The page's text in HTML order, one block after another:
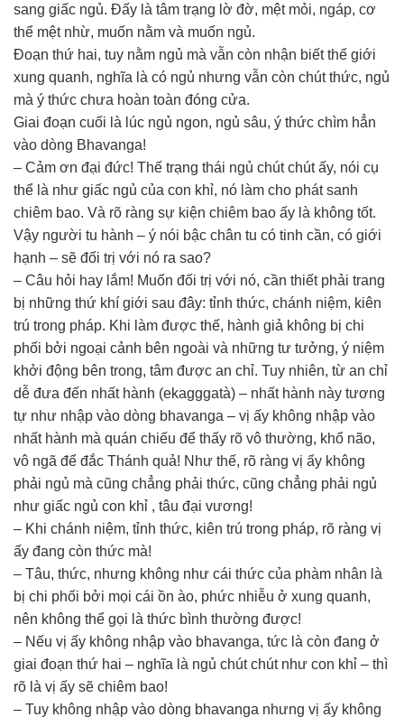
sang giấc ngủ. Đấy là tâm trạng lờ đờ, mệt mỏi, ngáp, cơ
thể mệt nhừ, muốn nằm và muốn ngủ.
Đoạn thứ hai, tuy nằm ngủ mà vẫn còn nhận biết thế giới
xung quanh, nghĩa là có ngủ nhưng vẫn còn chút thức, ngủ
mà ý thức chưa hoàn toàn đóng cửa.
Giai đoạn cuối là lúc ngủ ngon, ngủ sâu, ý thức chìm hẳn
vào dòng Bhavanga!
– Cảm ơn đại đức! Thế trạng thái ngủ chút chút ấy, nói cụ
thể là như giấc ngủ của con khỉ, nó làm cho phát sanh
chiêm bao. Và rõ ràng sự kiện chiêm bao ấy là không tốt.
Vậy người tu hành – ý nói bậc chân tu có tinh cần, có giới
hạnh – sẽ đối trị với nó ra sao?
– Câu hỏi hay lắm! Muốn đối trị với nó, cần thiết phải trang
bị những thứ khí giới sau đây: tỉnh thức, chánh niệm, kiên
trú trong pháp. Khi làm được thế, hành giả không bị chi
phối bởi ngoại cảnh bên ngoài và những tư tưởng, ý niệm
khởi động bên trong, tâm được an chỉ. Tuy nhiên, từ an chỉ
dễ đưa đến nhất hành (ekagggatà) – nhất hành này tương
tự như nhập vào dòng bhavanga – vị ấy không nhập vào
nhất hành mà quán chiếu để thấy rõ vô thường, khổ não,
vô ngã để đắc Thánh quả! Như thế, rõ ràng vị ấy không
phải ngủ mà cũng chẳng phải thức, cũng chẳng phải ngủ
như giấc ngủ con khỉ , tâu đại vương!
– Khi chánh niệm, tỉnh thức, kiên trú trong pháp, rõ ràng vị
ấy đang còn thức mà!
– Tâu, thức, nhưng không như cái thức của phàm nhân là
bị chi phối bởi mọi cái ồn ào, phức nhiễu ở xung quanh,
nên không thể gọi là thức bình thường được!
– Nếu vị ấy không nhập vào bhavanga, tức là còn đang ở
giai đoạn thứ hai – nghĩa là ngủ chút chút như con khỉ – thì
rõ là vị ấy sẽ chiêm bao!
– Tuy không nhập vào dòng bhavanga nhưng vị ấy không